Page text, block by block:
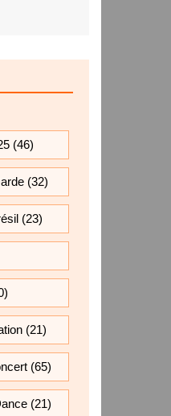
(46)
(32)
(23)
(21)
(65)
(21)